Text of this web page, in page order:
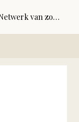
Hypnose Vlaanderen – Netwerk van zorgvuldig geselecteerde hypnoseprofessionals | kwaliteitsregister